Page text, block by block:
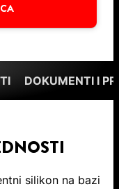
DOKUMENTI I
silikon na bazi